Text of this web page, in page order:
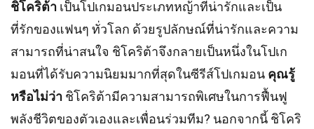
ชิโคริต้า เป็นโปเกมอนประเภทหญ้าที่น่ารักและเป็น
ที่รักของแฟนๆ ทั่วโลก ด้วยรูปลักษณ์ที่น่ารักและความ
สามารถที่น่าสนใจ ชิโคริต้าจึงกลายเป็นหนึ่งในโปเก
มอนที่ได้รับความนิยมมากที่สุดในซีรีส์โปเกมอน คุณรู้
หรือไม่ว่า ชิโคริต้ามีความสามารถพิเศษในการฟื้นฟู
พลังชีวิตของตัวเองและเพื่อนร่วมทีม? นอกจากนี้ ชิโคริ